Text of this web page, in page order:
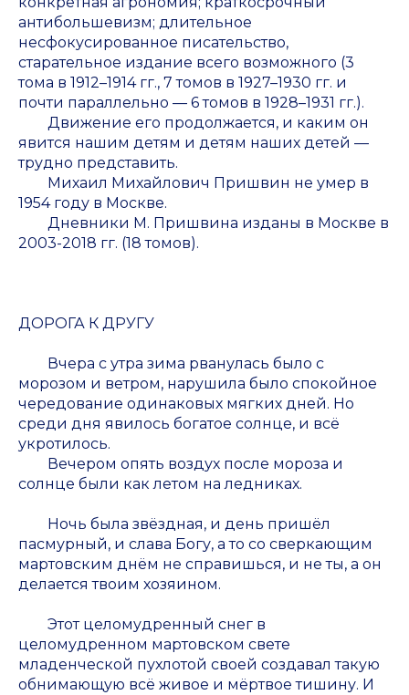
антибольшевизм; длительное
несфокусированное писательство,
старательное издание всего возможного (3
тома в 1912–1914 гг., 7 томов в 1927–1930 гг. и
почти параллельно — 6 томов в 1928–1931 гг.).
Движение его продолжается, и каким он
явится нашим детям и детям наших детей —
трудно представить.
Михаил Михайлович Пришвин не умер в
1954 году в Москве.
Дневники М. Пришвина изданы в Москве в
2003-2018 гг. (18 томов).
ДОРОГА К ДРУГУ
Вчера с утра зима рванулась было с
морозом и ветром, нарушила было спокойное
чередование одинаковых мягких дней. Но
среди дня явилось богатое солнце, и всё
укротилось.
Вечером опять воздух после мороза и
солнце были как летом на ледниках.
Ночь была звёздная, и день пришёл
пасмурный, и слава Богу, а то со сверкающим
мартовским днём не справишься, и не ты, а он
делается твоим хозяином.
Этот целомудренный снег в
целомудренном мартовском свете
младенческой пухлотой своей создавал такую
обнимающую всё живое и мёртвое тишину. И